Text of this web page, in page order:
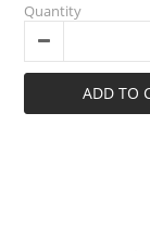
Quantity
ADD TO